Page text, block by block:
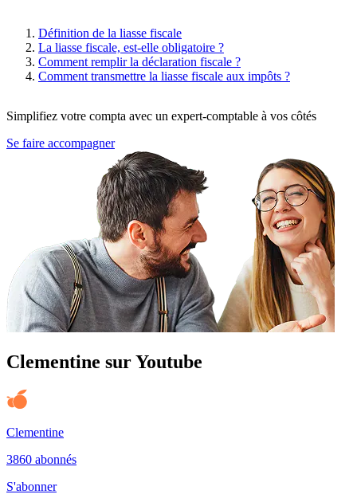
Définition de la liasse fiscale
La liasse fiscale, est-elle obligatoire ?
Comment remplir la déclaration fiscale ?
Comment transmettre la liasse fiscale aux impôts ?
Simplifiez votre compta avec un expert-comptable à vos côtés
Se faire accompagner
Clementine sur Youtube
Clementine
3860 abonnés
S'abonner